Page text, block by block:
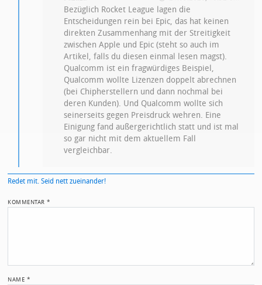
Bezüglich Rocket League lagen die
Entscheidungen rein bei Epic, das hat keinen
direkten Zusammenhang mit der Streitigkeit
zwischen Apple und Epic (steht so auch im
Artikel, falls du diesen einmal lesen magst).
Qualcomm ist ein fragwürdiges Beispiel,
Qualcomm wollte Lizenzen doppelt abrechnen
(bei Chipherstellern und dann nochmal bei
deren Kunden). Und Qualcomm wollte sich
seinerseits gegen Preisdruck wehren. Eine
Einigung fand außergerichtlich statt und ist mal
so gar nicht mit dem aktuellem Fall
vergleichbar.
Redet mit. Seid nett zueinander!
KOMMENTAR*
NAME *